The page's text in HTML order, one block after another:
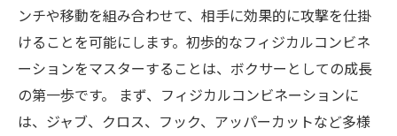
ンチや移動を組み合わせて、相手に効果的に攻撃を仕掛
けることを可能にします。初歩的なフィジカルコンビネ
ーションをマスターすることは、ボクサーとしての成長
の第一歩です。 まず、フィジカルコンビネーションに
は、ジャブ、クロス、フック、アッパーカットなど多様